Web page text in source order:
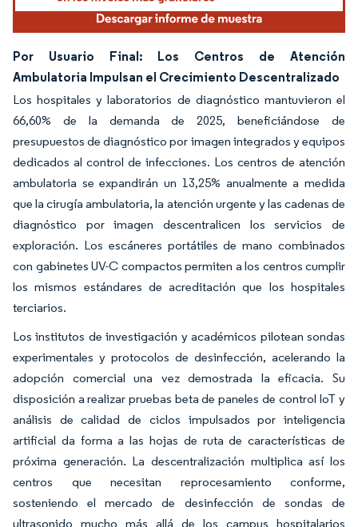
Por Usuario Final: Los Centros de Atención
Ambulatoria Impulsan el Crecimiento Descentralizado
Los hospitales y laboratorios de diagnóstico mantuvieron el
66,60% de la demanda de 2025, beneficiándose de
presupuestos de diagnóstico por imagen integrados y equipos
dedicados al control de infecciones. Los centros de atención
ambulatoria se expandirán un 13,25% anualmente a medida
que la cirugía ambulatoria, la atención urgente y las cadenas de
diagnóstico por imagen descentralicen los servicios de
exploración. Los escáneres portátiles de mano combinados
con gabinetes UV-C compactos permiten a los centros cumplir
los mismos estándares de acreditación que los hospitales
terciarios.
Los institutos de investigación y académicos pilotean sondas
experimentales y protocolos de desinfección, acelerando la
adopción comercial una vez demostrada la eficacia. Su
disposición a realizar pruebas beta de paneles de control IoT y
análisis de calidad de ciclos impulsados por inteligencia
artificial da forma a las hojas de ruta de características de
próxima generación. La descentralización multiplica así los
centros que necesitan reprocesamiento conforme,
sosteniendo el mercado de desinfección de sondas de
ultrasonido mucho más allá de los campus hospitalarios